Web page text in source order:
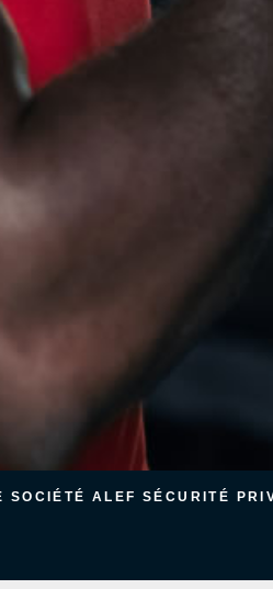
SOCIÉTÉ ALEF SÉCURITÉ